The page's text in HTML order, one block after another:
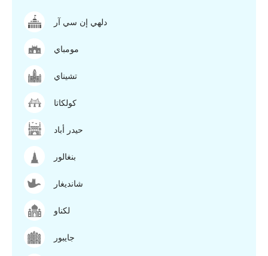
دلهي إن سي آر
مومباي
تشيناي
كولكاتا
حيدر أباد
بنغالور
شانديغار
لكناو
جايبور